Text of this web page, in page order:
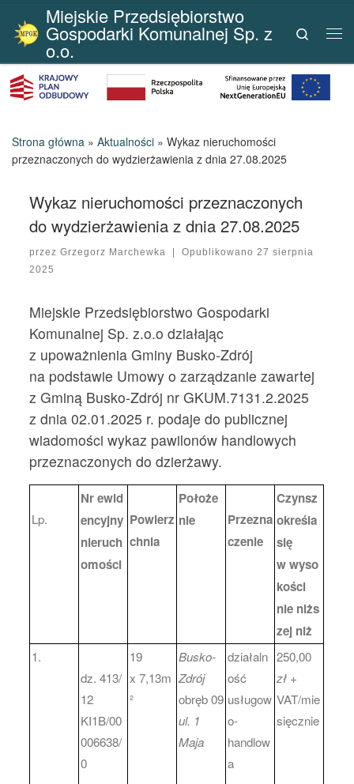
Przejdź do treści
Miejskie Przedsiębiorstwo
Gospodarki Komunalnej Sp. z
o.o.
Search
Strona główna » Aktualności » Wykaz nieruchomości
przeznaczonych do wydzierżawienia z dnia 27.08.2025
Wykaz nieruchomości przeznaczonych
do wydzierżawienia z dnia 27.08.2025
przezGrzegorz Marchewka | Opublikowano 27 sierpnia
2025
Miejskie Przedsiębiorstwo Gospodarki
Komunalnej Sp. z.o.o działając
z upoważnienia Gminy Busko-Zdrój
na podstawie Umowy o zarządzanie zawartej
z Gminą Busko-Zdrój nr GKUM.7131.2.2025
z dnia 02.01.2025 r. podaje do publicznej
wiadomości wykaz pawilonów handlowych
przeznaczonych do dzierżawy.
Lp.
Nr ewid
encyjny
nieruch
omości
Powierz
chnia
Położe
nie
Przezna
czenie
Czynsz
określa
się
wwyso
kości
nie niżs
zej niż
1.
dz. 413/
12
KI1B/00
006638/
0
19
x 7,13m
²
Busko-
Zdrój
obręb 09
ul. 1
Maja
działaln
ość
usługow
o-
handlow
a
250,00
zł +
VAT/mie
sięcznie